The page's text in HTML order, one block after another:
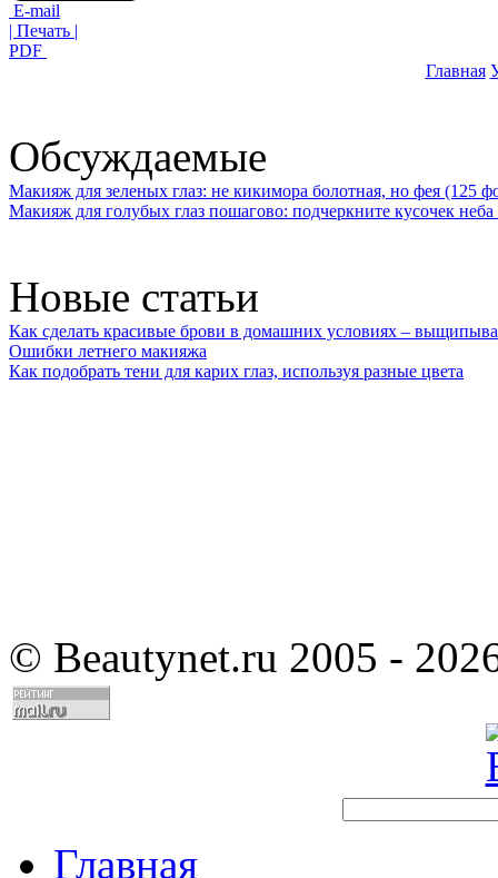
E-mail
| Печать |
PDF
Главная
Обсуждаемые
Макияж для зеленых глаз: не кикимора болотная, но фея (125
Макияж для голубых глаз пошагово: подчеркните кусочек
Новые статьи
Как сделать красивые брови в домашних условиях –
Ошибки летнего макияжа
Как подобрать тени для карих глаз, используя разные цвета
© Beautynet.ru 2005 -
Главная